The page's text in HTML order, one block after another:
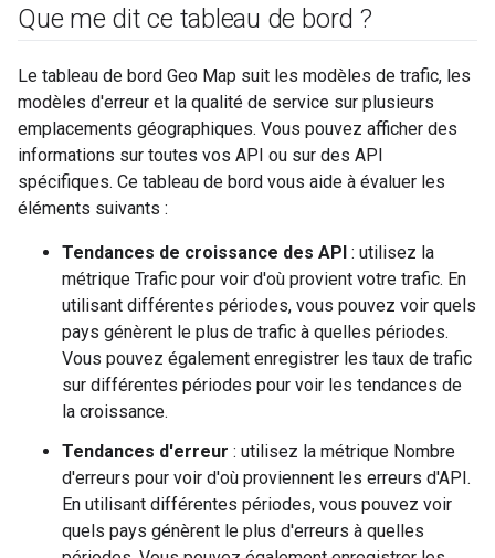
Que me dit ce tableau de bord ?
Le tableau de bord Geo Map suit les modèles de trafic, les
modèles d'erreur et la qualité de service sur plusieurs
emplacements géographiques. Vous pouvez afficher des
informations sur toutes vos API ou sur des API
spécifiques. Ce tableau de bord vous aide à évaluer les
éléments suivants :
Tendances de croissance des API : utilisez la
métrique Trafic pour voir d'où provient votre trafic. En
utilisant différentes périodes, vous pouvez voir quels
pays génèrent le plus de trafic à quelles périodes.
Vous pouvez également enregistrer les taux de trafic
sur différentes périodes pour voir les tendances de
la croissance.
Tendances d'erreur : utilisez la métrique Nombre
d'erreurs pour voir d'où proviennent les erreurs d'API.
En utilisant différentes périodes, vous pouvez voir
quels pays génèrent le plus d'erreurs à quelles